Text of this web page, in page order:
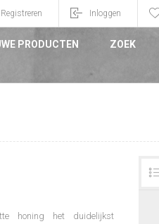
Registreren Inloggen
PRODUCTEN
ZOEK
honing het duidelijkst